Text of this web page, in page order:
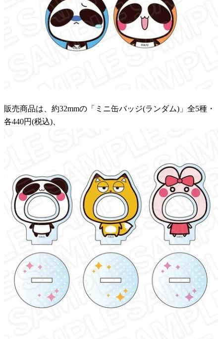
販売商品は、約32mmの「ミニ缶バッジ(ランダム)」全5種・
各440円(税込)、